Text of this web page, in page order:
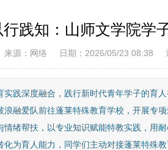
行践知：山师文学院学
来源：网络 日期：2026/05/23 08:38
实践深度融合，践行新时代青年学子的育
浪融爱队前往蓬莱特殊教育学校，开展专
情绪帮扶，以专业知识赋能特教实践，用
为育人能力，同学们主动对接蓬莱特殊教